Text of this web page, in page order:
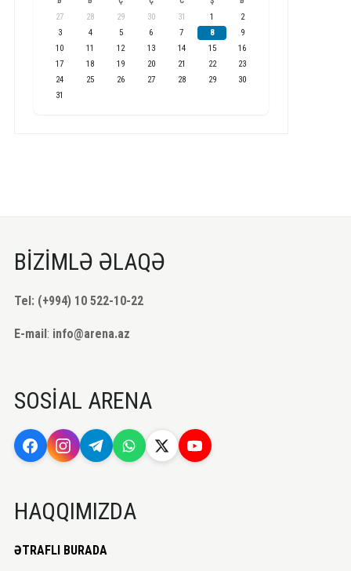
27 28 29 30 31 1
2
3
4 5 6 7 8
9
10
11 12 13 14 15
16
17
18 19 20 21 22
23
24
25 26 27 28 29
30
31
BİZİMLƏ ƏLAQƏ
Tel: (+994) 10 522-10-22
E-mail: info@arena.az
SOSİAL ARENA
HAQQIMIZDA
ƏTRAFLI BURADA